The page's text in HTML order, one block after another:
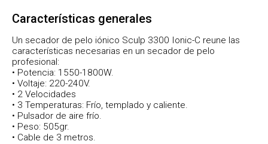
Características generales
Un secador de pelo iónico Sculp 3300 Ionic-C reune las
características necesarias en un secador de pelo
profesional:
• Potencia: 1550-1800W.
• Voltaje: 220-240V.
• 2 Velocidades
• 3 Temperaturas: Frío, templado y caliente.
• Pulsador de aire frío.
• Peso: 505gr.
• Cable de 3 metros.